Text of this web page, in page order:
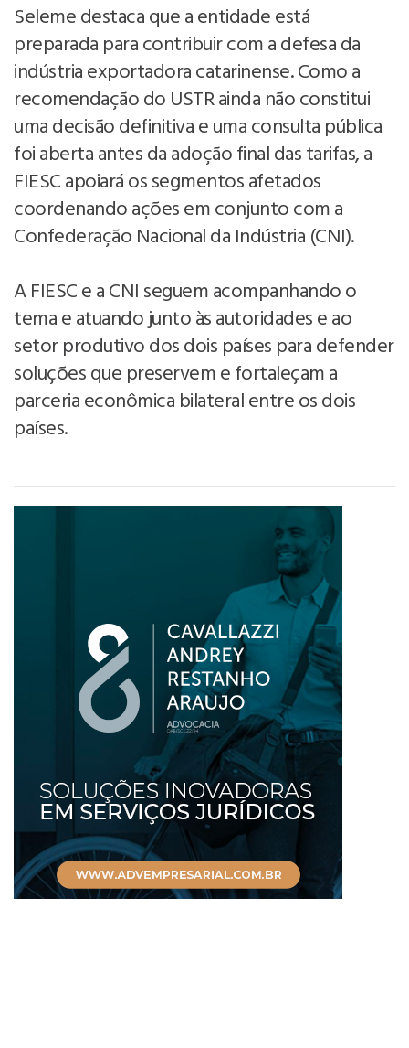
Seleme destaca que a entidade está
preparada para contribuir com a defesa da
indústria exportadora catarinense. Como a
recomendação do USTR ainda não constitui
uma decisão definitiva e uma consulta pública
foi aberta antes da adoção final das tarifas, a
FIESC apoiará os segmentos afetados
coordenando ações em conjunto com a
Confederação Nacional da Indústria (CNI).
A FIESC e a CNI seguem acompanhando o
tema e atuando junto às autoridades e ao
setor produtivo dos dois países para defender
soluções que preservem e fortaleçam a
parceria econômica bilateral entre os dois
países.